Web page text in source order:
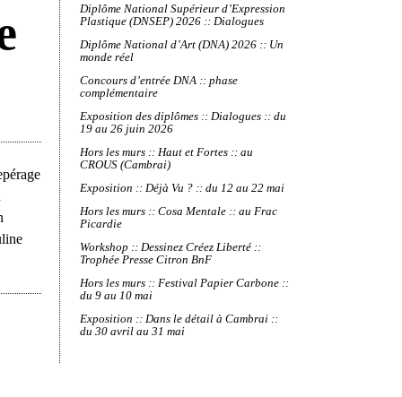
Diplôme National Supérieur d’Expression
Plastique (DNSEP) 2026 :: Dialogues
Diplôme National d’Art (DNA) 2026 :: Un
monde réel
Concours d’entrée DNA :: phase
complémentaire
Exposition des diplômes :: Dialogues :: du
19 au 26 juin 2026
Hors les murs :: Haut et Fortes :: au
CROUS (Cambrai)
Exposition :: Déjà Vu ? :: du 12 au 22 mai
Hors les murs :: Cosa Mentale :: au Frac
Picardie
Workshop :: Dessinez Créez Liberté ::
Trophée Presse Citron BnF
Hors les murs :: Festival Papier Carbone ::
du 9 au 10 mai
Exposition :: Dans le détail à Cambrai ::
du 30 avril au 31 mai